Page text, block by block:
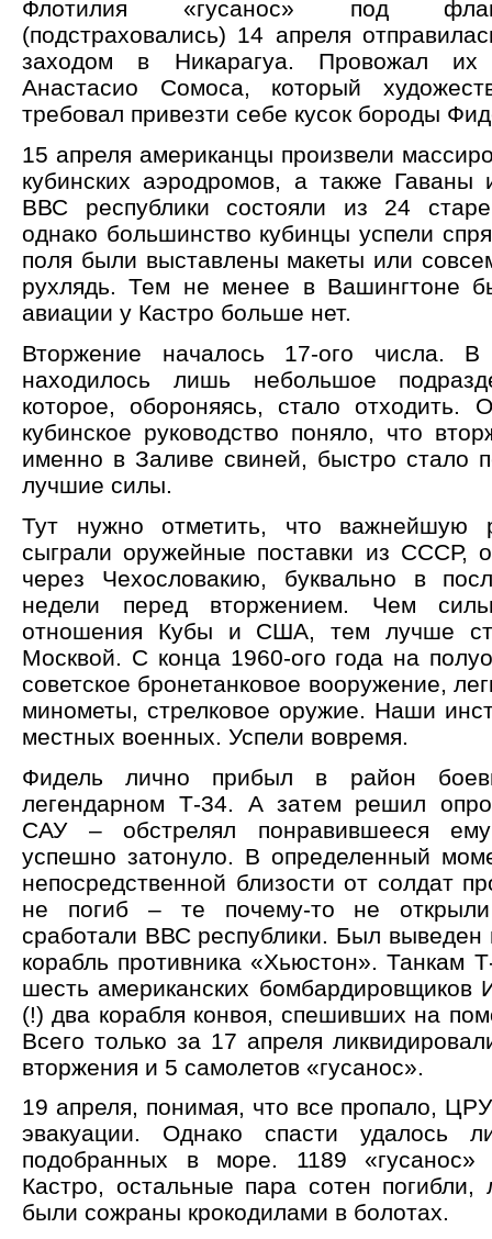
Флотилия «гусанос» под
(подстраховались) 14 апреля
заходом в Никарагуа. Провожал их
Анастасио Сомоса, который
требовал привезти себе кусок бороды
15 апреля американцы произвели
кубинских аэродромов, а также Гаваны
ВВС республики состояли из 24
однако большинство кубинцы успели
поля были выставлены макеты или
рухлядь. Тем не менее в Вашингтоне
авиации у Кастро больше нет.
Вторжение началось 17-ого числа. В
находилось лишь небольшое
которое, обороняясь, стало отходить.
кубинское руководство поняло, что
именно в Заливе свиней, быстро стало
лучшие силы.
Тут нужно отметить, что важнейшую
сыграли оружейные поставки из СССР,
через Чехословакию, буквально в
недели перед вторжением. Чем
отношения Кубы и США, тем лучше
Москвой. С конца 1960-ого года на
советское бронетанковое вооружение,
минометы, стрелковое оружие. Наши
местных военных. Успели вовремя.
Фидель лично прибыл в район
легендарном Т-34. А затем решил
САУ – обстрелял понравившееся
успешно затонуло. В определенный
непосредственной близости от солдат
не погиб – те почему-то не
сработали ВВС республики. Был выведен
корабль противника «Хьюстон». Танкам
шесть американских бомбардировщиков
(!) два корабля конвоя, спешивших на
Всего только за 17 апреля
вторжения и 5 самолетов «гусанос».
19 апреля, понимая, что все пропало,
эвакуации. Однако спасти удалось
подобранных в море. 1189 «гусанос»
Кастро, остальные пара сотен погибли,
были сожраны крокодилами в болотах.